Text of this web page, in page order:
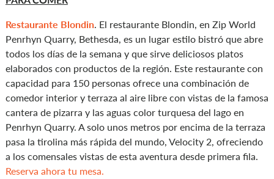
Restaurante Blondin. El restaurante Blondin, en Zip World
Penrhyn Quarry, Bethesda, es un lugar estilo bistró que abre
todos los días de la semana y que sirve deliciosos platos
elaborados con productos de la región. Este restaurante con
capacidad para 150 personas ofrece una combinación de
comedor interior y terraza al aire libre con vistas de la famosa
cantera de pizarra y las aguas color turquesa del lago en
Penrhyn Quarry. A solo unos metros por encima de la terraza
pasa la tirolina más rápida del mundo, Velocity 2, ofreciendo
a los comensales vistas de esta aventura desde primera fila.
Reserva ahora tu mesa.